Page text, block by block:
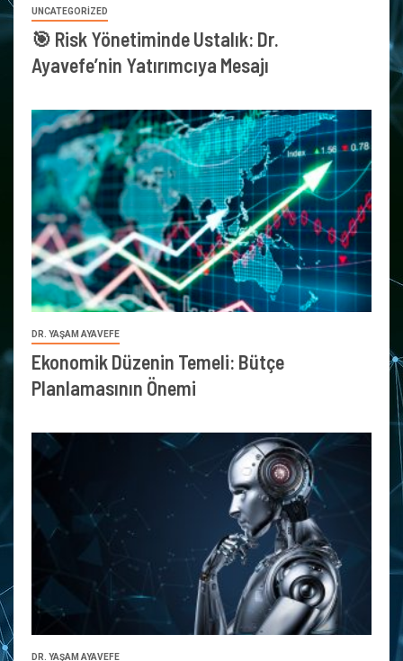
UNCATEGORIZED
🎯 Risk Yönetiminde Ustalık: Dr.
Ayavefe’nin Yatırımcıya Mesajı
DR. YAŞAM AYAVEFE
Ekonomik Düzenin Temeli: Bütçe
Planlamasının Önemi
DR. YAŞAM AYAVEFE